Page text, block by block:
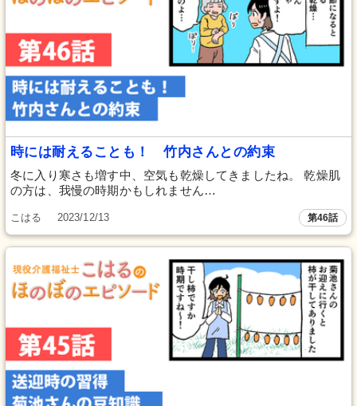
時には耐えることも！ 竹内さんとの約束
冬に入り寒さも増す中、空気も乾燥してきましたね。 乾燥肌
の方は、我慢の時期かもしれません…
こはる 2023/12/13 第46話